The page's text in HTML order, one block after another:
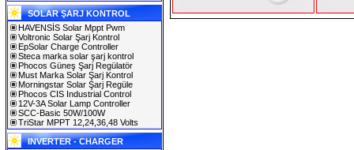
SOLAR ŞARJ KONTROL
HAVENSİS Solar Mppt Pwm
Voltronic Solar Şarj Kontrol
EpSolar Charge Controller
Steca marka solar şarj kontrol
Phocos Güneş Şarj Regülatör
Must Marka Solar Şarj Kontrol
Morningstar Solar Şarj Regüle
Phocos CIS Industrial Control
12V-3A Solar Lamp Controller
SCC-Basic 50W/100W
TriStar MPPT 12,24,36,48 Volts
INVERTER - CHARGER